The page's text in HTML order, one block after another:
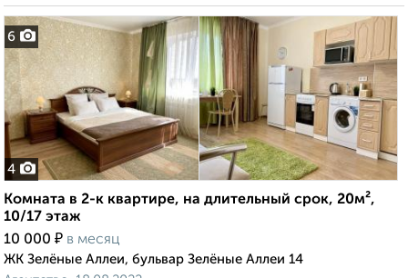
6
4
Комната в 2-к квартире, на длительный срок, 20м²,
10/17 этаж
10 000 ₽ в месяц
ЖК Зелёные Аллеи, бульвар Зелёные Аллеи 14